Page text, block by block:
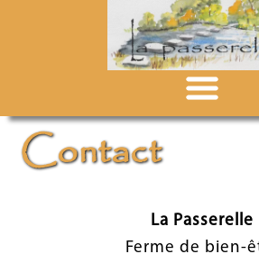
Contact
La Passerelle
Ferme de bien-